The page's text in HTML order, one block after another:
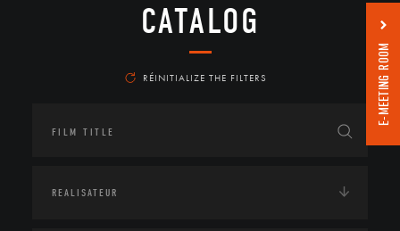
CATALOG
RÉINITIALIZE THE FILTERS E-MEETING ROOM